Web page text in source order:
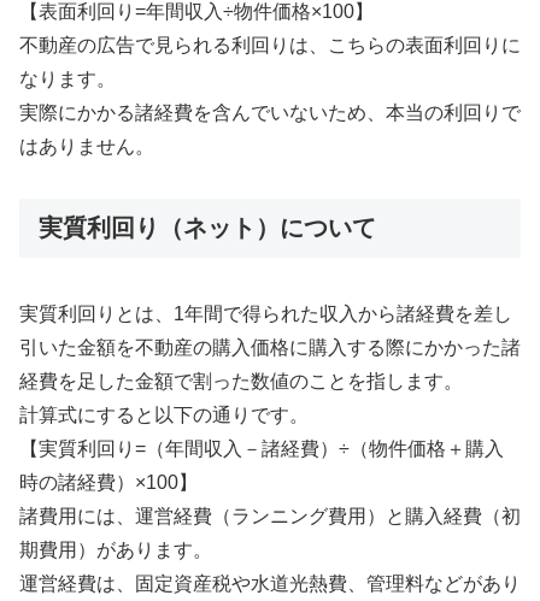
【表面利回り=年間収入÷物件価格×100】
不動産の広告で見られる利回りは、こちらの表面利回りに
なります。
実際にかかる諸経費を含んでいないため、本当の利回りで
はありません。
実質利回り（ネット）について
実質利回りとは、1年間で得られた収入から諸経費を差し
引いた金額を不動産の購入価格に購入する際にかかった諸
経費を足した金額で割った数値のことを指します。
計算式にすると以下の通りです。
【実質利回り=（年間収入－諸経費）÷（物件価格＋購入
時の諸経費）×100】
諸費用には、運営経費（ランニング費用）と購入経費（初
期費用）があります。
運営経費は、固定資産税や水道光熱費、管理料などがあり